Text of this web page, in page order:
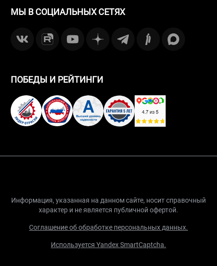
МЫ В СОЦИАЛЬНЫХ СЕТЯХ
ПОБЕДЫ И РЕЙТИНГИ
Информация, указанная на данном сайте, носит справочный
характер и не является публичной офертой.
Соглашение об обработке персональных данных.
Используется Yandex SmartCaptcha.